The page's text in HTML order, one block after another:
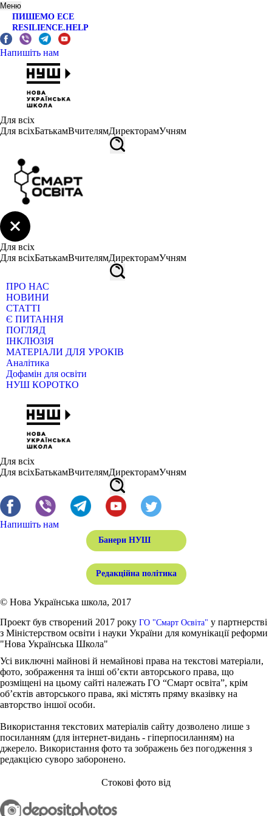
Меню
ПИШЕМО ЕСЕ
RESILIENCE.HELP
Напишіть нам
Для всіх
Для всіхБатькамВчителямДиректорамУчням
Для всіх
Для всіхБатькамВчителямДиректорамУчням
ПРО НАС
НОВИНИ
СТАТТІ
Є ПИТАННЯ
ПОГЛЯД
ІНКЛЮЗІЯ
МАТЕРІАЛИ ДЛЯ УРОКІВ
Аналітика
Дофамін для освіти
НУШ КОРОТКО
Для всіх
Для всіхБатькамВчителямДиректорамУчням
Напишіть нам
Банери НУШ
Редакційна політика
© Нова Українська школа, 2017
Проект був створений 2017 року ГО "Смарт Освіта" у партнерстві
з Міністерством освіти і науки України для комунікації реформи
"Нова Українська Школа"
Усі виключні майнові й немайнові права на текстові матеріали,
фото, зображення та інші об’єкти авторського права, що
розміщені на цьому сайті належать ГО “Смарт освіта”, крім
об’єктів авторського права, які містять пряму вказівку на
авторство іншої особи.
Використання текстових матеріалів сайту дозволено лише з
посиланням (для інтернет-видань - гіперпосиланням) на
джерело. Використання фото та зображень без погодження з
редакцією суворо заборонено.
Стокові фото від